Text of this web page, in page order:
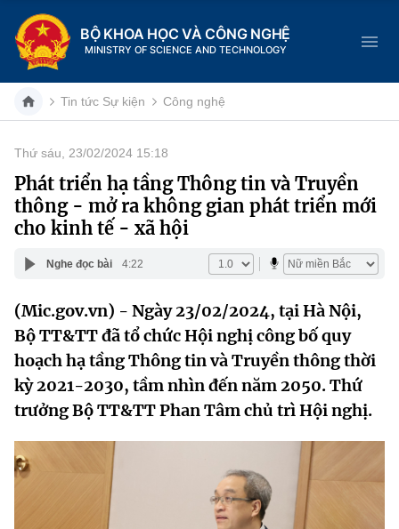
BỘ KHOA HỌC VÀ CÔNG NGHỆ
MINISTRY OF SCIENCE AND TECHNOLOGY
Danh mục
Trang chủ
Cơ cấu tổ chức
Lịch sử phát triển
Sở Khoa học và Công nghệ
Khoa học và Công nghệ
Đổi mới sáng tạo
Chuyển đổi số
Bưu chính, Viễn thông
Sở hữu trí tuệ
Dịch vụ công
Hệ thống văn bản
Văn bản QPPL
Văn bản chỉ đạo điều hành
Lấy ý kiến người dân về dự thảo VBQPPL
MST IOFFICE
THỐNG KÊ
Khoa học và Công nghệ
Tin tức Sự kiện Công nghệ
Thứ sáu, 23/02/2024 15:18
Phát triển hạ tầng Thông tin và Truyền
thông - mở ra không gian phát triển mới
cho kinh tế - xã hội
Nghe đọc bài 4:22
(Mic.gov.vn) - Ngày 23/02/2024, tại Hà Nội,
Bộ TT&TT đã tổ chức Hội nghị công bố quy
hoạch hạ tầng Thông tin và Truyền thông thời
kỳ 2021-2030, tầm nhìn đến năm 2050. Thứ
trưởng Bộ TT&TT Phan Tâm chủ trì Hội nghị.